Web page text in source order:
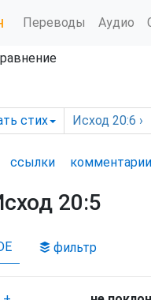
Переводы Аудио
стих Исход 20:6 ›
ссылки комментарии
20:5
фильтр